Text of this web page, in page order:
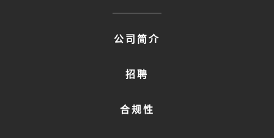
公司简介
招聘
合规性